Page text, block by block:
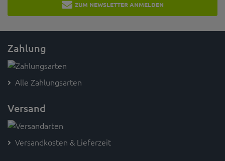
ZUM NEWSLETTER ANMELDEN
Zahlung
Alle Zahlungsarten
Versand
Versandkosten & Lieferzeit